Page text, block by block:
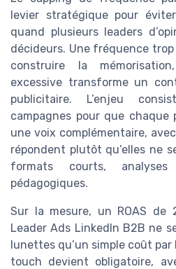
levier stratégique pour
quand plusieurs leaders
décideurs. Une fréquence
construire la
excessive transforme un
publicitaire. L’enjeu
campagnes pour que chaque
une voix complémentaire,
répondent plutôt qu’elles ne
formats courts,
pédagogiques.
Sur la mesure, un ROAS de
Leader Ads LinkedIn B2B ne
lunettes qu’un simple coût
touch devient obligatoire,